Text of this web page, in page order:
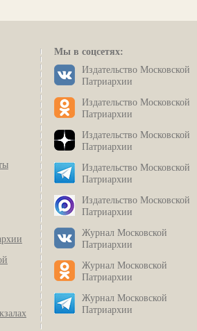
Мы в соцсетях:
Издательство Московской
Патриархии
Издательство Московской
Патриархии
Издательство Московской
Патриархии
Издательство Московской
Патриархии
Издательство Московской
Патриархии
Журнал Московской
Патриархии
Журнал Московской
Патриархии
Журнал Московской
Патриархии